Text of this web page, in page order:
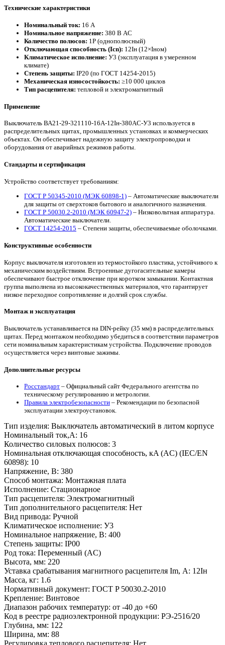
Технические характеристики
Номинальный ток: 16 А
Номинальное напряжение: 380 В AC
Количество полюсов: 1P (однополюсный)
Отключающая способность (Icn): 12Iн (12×Iном)
Климатическое исполнение: У3 (эксплуатация в умеренном
климате)
Степень защиты: IP20 (по ГОСТ 14254-2015)
Механическая износостойкость: ≥10 000 циклов
Тип расцепителя: тепловой и электромагнитный
Применение
Выключатель ВА21-29-321110-16А-12Iн-380AC-У3 используется в
распределительных щитах, промышленных установках и коммерческих
объектах. Он обеспечивает надежную защиту электропроводки и
оборудования от аварийных режимов работы.
Стандарты и сертификация
Устройство соответствует требованиям:
ГОСТ Р 50345-2010 (МЭК 60898-1) – Автоматические выключатели
для защиты от сверхтоков бытового и аналогичного назначения.
ГОСТ Р 50030.2-2010 (МЭК 60947-2) – Низковольтная аппаратура.
Автоматические выключатели.
ГОСТ 14254-2015 – Степени защиты, обеспечиваемые оболочками.
Конструктивные особенности
Корпус выключателя изготовлен из термостойкого пластика, устойчивого к
механическим воздействиям. Встроенные дугогасительные камеры
обеспечивают быстрое отключение при коротком замыкании. Контактная
группа выполнена из высококачественных материалов, что гарантирует
низкое переходное сопротивление и долгий срок службы.
Монтаж и эксплуатация
Выключатель устанавливается на DIN-рейку (35 мм) в распределительных
щитах. Перед монтажом необходимо убедиться в соответствии параметров
сети номинальным характеристикам устройства. Подключение проводов
осуществляется через винтовые зажимы.
Дополнительные ресурсы
Росстандарт – Официальный сайт Федерального агентства по
техническому регулированию и метрологии.
Правила электробезопасности – Рекомендации по безопасной
эксплуатации электроустановок.
Тип изделия: Выключатель автоматический в литом корпусе
Номинальный ток,А: 16
Количество силовых полюсов: 3
Номинальная отключающая способность, кA (AC) (IEC/EN
60898): 10
Напряжение, В: 380
Способ монтажа: Монтажная плата
Исполнение: Стационарное
Тип расцепителя: Электромагнитный
Тип дополнительного расцепителя: Нет
Вид привода: Ручной
Климатическое исполнение: У3
Номинальное напряжение, В: 400
Степень защиты: IP00
Род тока: Переменный (AC)
Высота, мм: 220
Уставка срабатывания магнитного расцепителя Im, А: 12Iн
Масса, кг: 1.6
Нормативный документ: ГОСТ P 50030.2-2010
Крепление: Винтовое
Диапазон рабочих температур: от -40 до +60
Код в реестре радиоэлектронной продукции: РЭ-2516/20
Глубина, мм: 122
Ширина, мм: 88
Регулировка теплового расцепителя: Нет